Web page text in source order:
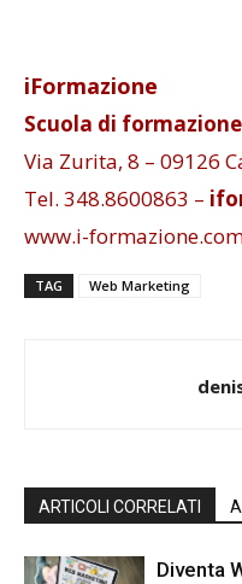
iFormazione
Scuola di formazione
Via Zurita, 8 – 09126
Tel. 348.8600863 –
www.i-
TAG Web Marketing
ARTICOLI CORRELATI
Diventa